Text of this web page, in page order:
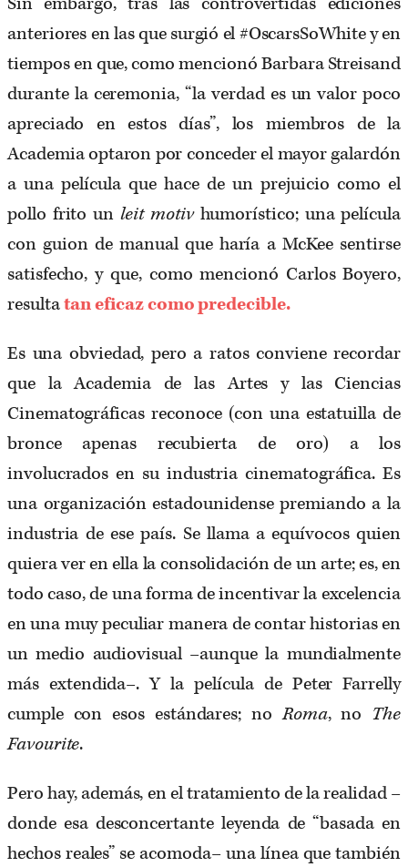
anteriores en las que surgió el #OscarsSoWhite y en
tiempos en que, como mencionó Barbara Streisand
durante la ceremonia, “la verdad es un valor poco
apreciado en estos días”, los miembros de la
Academia optaron por conceder el mayor galardón
a una película que hace de un prejuicio como el
pollo frito unleit motiv humorístico; una película
con guion de manual que haría a McKee sentirse
satisfecho, y que, como mencionó Carlos Boyero,
resultatan eficaz como predecible.
Es una obviedad, pero a ratos conviene recordar
que la Academia de las Artes y las Ciencias
Cinematográficas reconoce (con una estatuilla de
bronce apenas recubierta de oro) a los
involucrados en su industria cinematográfica. Es
una organización estadounidense premiando a la
industria de ese país. Se llama a equívocos quien
quiera ver en ella la consolidación de un arte; es, en
todo caso, de una forma de incentivar la excelencia
en una muy peculiar manera de contar historias en
un medio audiovisual –aunque la mundialmente
más extendida–. Y la película de Peter Farrelly
cumple con esos estándares; noRoma, no The
Favourite.
Pero hay, además, en el tratamiento de la realidad –
donde esa desconcertante leyenda de “basada en
hechos reales” se acomoda– una línea que también